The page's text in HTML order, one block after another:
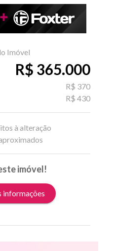
Imóvel
R$ 365.000
R$ 370
R$ 430
à alteração
imóvel!
informações